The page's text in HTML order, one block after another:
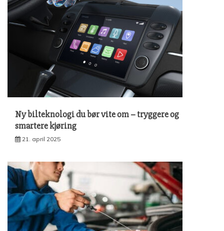
Ny bilteknologi du bør vite om – tryggere og
smartere kjøring
21. april 2025